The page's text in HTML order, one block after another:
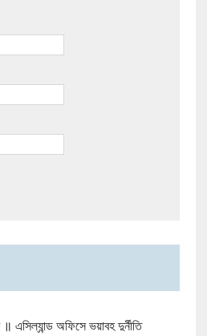
এসিল্যান্ড অফিসে ভয়াবহ দুর্নীতি